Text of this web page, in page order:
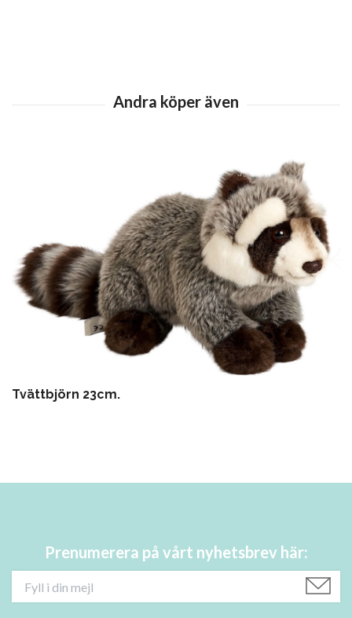
Tvättbjörn 23cm.
Prenumerera på vårt nyhetsbrev här: